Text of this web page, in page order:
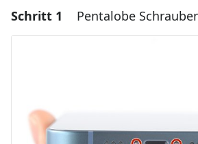
Schritt 1 Pentalobe